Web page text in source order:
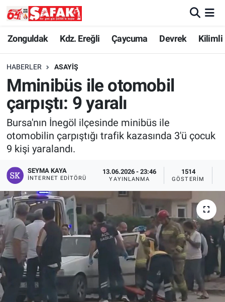
Zonguldak Kdz. Ereğli Çaycuma Devrek Kilimli
HABERLER ASAYIŞ
Mminibüs ile otomobil
çarpıştı: 9 yaralı
Bursa'nın İnegöl ilçesinde minibüs ile
otomobilin çarpıştığı trafik kazasında 3'ü çocuk
9 kişi yaralandı.
SEYMA KAYA
İNTERNET EDITÖRÜ
13.06.2026 - 23:46
YAYINLANMA
1514
GÖSTERIM
Zonguldak
Kdz. Ereğli
Çaycuma
Devrek
Kilimli
Asayiş
Spor
Resmi İlan
Zonguldak Nöbetçi Eczaneler
Zonguldak Hava Durumu
Zonguldak Namaz Vakitleri
Zonguldak Trafik Yoğunluk Haritası
Süper Lig Puan Durumu ve Fikstür
Tüm Manşetler
Son Dakika Haberleri
Haber Arşivi